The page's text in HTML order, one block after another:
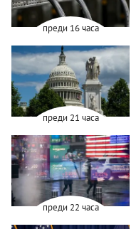
преди 16 часа
преди 21 часа
преди 22 часа